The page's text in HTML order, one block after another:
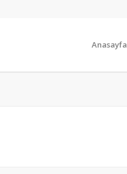
Anasayfa